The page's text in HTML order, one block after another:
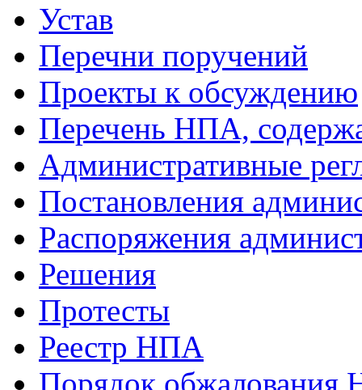
Устав
Перечни поручений
Проекты к обсуждению
Перечень НПА,
Административные
Постановления
Распоряжения
Решения
Протесты
Реестр НПА
Порядок